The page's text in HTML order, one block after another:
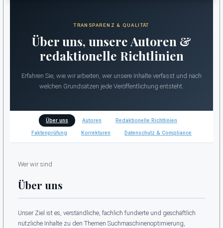
TRANSPARENZ & QUALITÄT
Über uns, unsere Autoren &
redaktionelle Richtlinien
Erfahren Sie, wie wir arbeiten, wer unsere Inhalte verfasst und nach
welchen Grundsätzen jede Veröffentlichung entsteht.
Über uns Autoren
Redaktionelle Richtlinien
Faktenprüfung
Korrekturen Datenschutz & Compliance
Wer wir sind
Über uns
Unser Ziel ist es, verständliche, fachlich fundierte und geschäftlich
nützliche Inhalte zu den Themen Suchmaschinenoptimierung,